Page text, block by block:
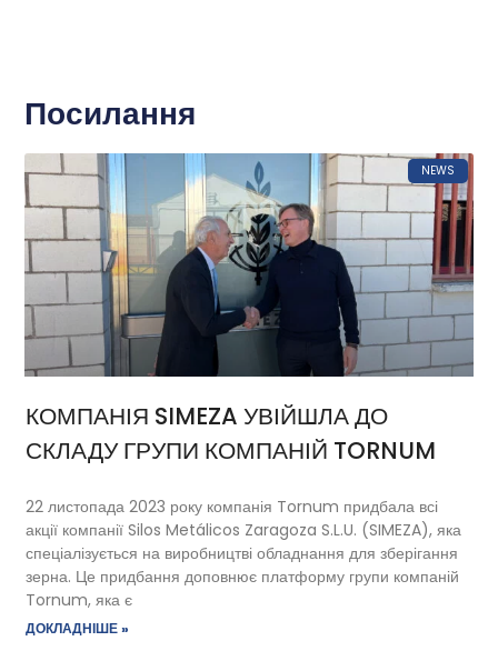
Посилання
NEWS
КОМПАНІЯ SIMEZA УВІЙШЛА ДО
СКЛАДУ ГРУПИ КОМПАНІЙ TORNUM
22 листопада 2023 року компанія Tornum придбала всі
акції компанії Silos Metálicos Zaragoza S.L.U. (SIMEZA), яка
спеціалізується на виробництві обладнання для зберігання
зерна. Це придбання доповнює платформу групи компаній
Tornum, яка є
ДОКЛАДНІШЕ »